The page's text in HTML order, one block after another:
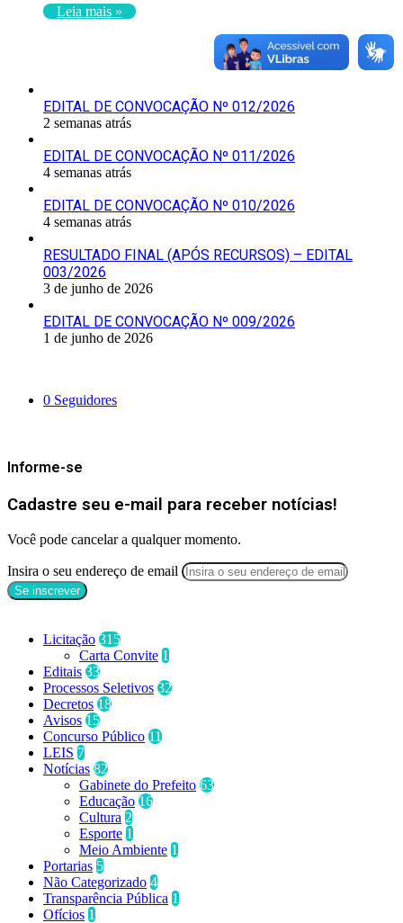
Leia mais »
EDITAL DE CONVOCAÇÃO Nº 012/2026
2 semanas atrás
EDITAL DE CONVOCAÇÃO Nº 011/2026
4 semanas atrás
EDITAL DE CONVOCAÇÃO Nº 010/2026
4 semanas atrás
RESULTADO FINAL (APÓS RECURSOS) – EDITAL
003/2026
3 de junho de 2026
EDITAL DE CONVOCAÇÃO Nº 009/2026
1 de junho de 2026
0 Seguidores
Informe-se
Cadastre seu e-mail para receber notícias!
Você pode cancelar a qualquer momento.
Insira o seu endereço de email
Licitação 315
Carta Convite 1
Editais 33
Processos Seletivos 32
Decretos 18
Avisos 15
Concurso Público 11
LEIS 7
Notícias 82
Gabinete do Prefeito 63
Educação 16
Cultura 2
Esporte 1
Meio Ambiente 1
Portarias 5
Não Categorizado 4
Transparência Pública 1
Ofícios 1